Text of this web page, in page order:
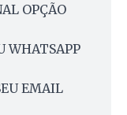
OPÇÃO
WHATSAPP
EMAIL